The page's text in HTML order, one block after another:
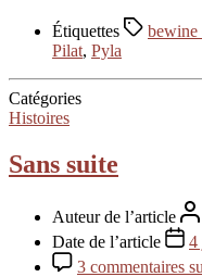
Étiquettes bewine
Pilat, Pyla
Catégories
Histoires
Sans suite
Auteur de l’article
Date de l’article
4
3 commentaires